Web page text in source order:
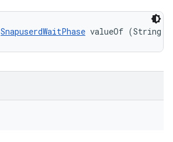
SnapuserdWaitPhase valueOf (String